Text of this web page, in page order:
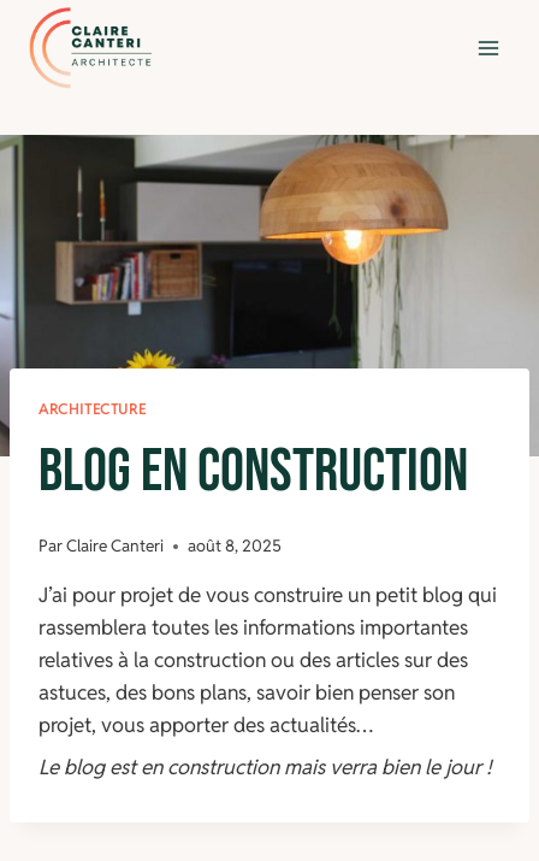
Aller
contenu
ARCHITECTURE
Blog​ en construction
ParClaire Canteri août 8, 2025
J’ai pour projet de vous construire un petit blog qui
rassemblera toutes les informations importantes
relatives à la construction ou des articles sur des
astuces, des bons plans, savoir bien penser son
projet, vous apporter des actualités…
Le blog est en construction mais verra bien le jour !